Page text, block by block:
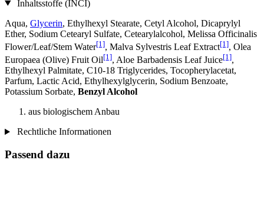
Inhaltsstoffe (INCI)
Aqua, Glycerin, Ethylhexyl Stearate, Cetyl Alcohol, Dicaprylyl
Ether, Sodium Cetearyl Sulfate, Cetearylalcohol, Melissa Officinalis
Flower/Leaf/Stem Water[1], Malva Sylvestris Leaf Extract[1], Olea
Europaea (Olive) Fruit Oil[1], Aloe Barbadensis Leaf Juice[1],
Ethylhexyl Palmitate, C10-18 Triglycerides, Tocopherylacetat,
Parfum, Lactic Acid, Ethylhexylglycerin, Sodium Benzoate,
Potassium Sorbate, Benzyl Alcohol
aus biologischem Anbau
Rechtliche Informationen
Passend dazu